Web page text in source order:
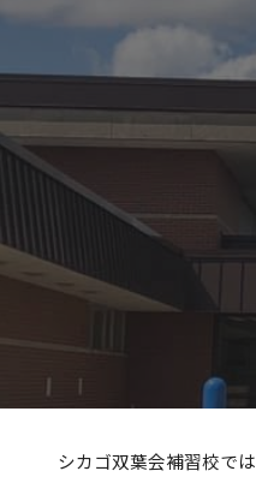
Skip
シカゴ双葉会補習校で